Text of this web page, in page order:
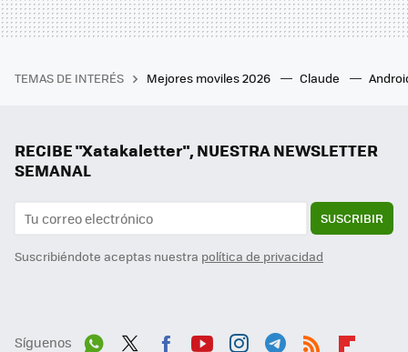
TEMAS DE INTERÉS Mejores moviles 2026 Claude
RECIBE "Xatakaletter", NUESTRA NEWSLETTER
SEMANAL
SUSCRIBIR
Suscribiéndote aceptas nuestra política de privacidad
Síguenos